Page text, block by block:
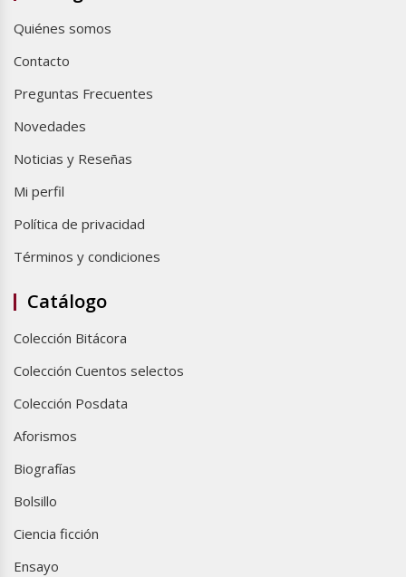
Quiénes somos
Contacto
Preguntas Frecuentes
Novedades
Noticias y Reseñas
Mi perfil
Política de privacidad
Términos y condiciones
Catálogo
Colección Bitácora
Colección Cuentos selectos
Colección Posdata
Aforismos
Biografías
Bolsillo
Ciencia ficción
Ensayo